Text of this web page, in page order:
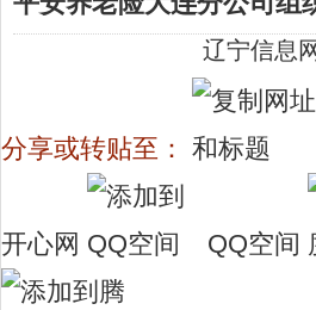
辽宁信息
分享或转贴至：
开心网 QQ空间